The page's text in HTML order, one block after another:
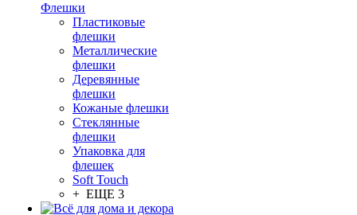
Флешки
Пластиковые
флешки
Металлические
флешки
Деревянные
флешки
Кожаные флешки
Стеклянные
флешки
Упаковка для
флешек
Soft Touch
+ ЕЩЕ 3